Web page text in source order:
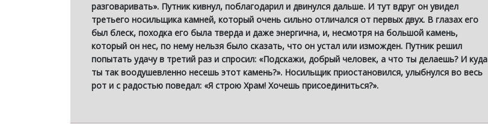
разговаривать». Путник кивнул, поблагодарил и двинулся дальше. И тут вдруг он увидел
третьего носильщика камней, который очень сильно отличался от первых двух. В глазах его
был блеск, походка его была тверда и даже энергична, и, несмотря на большой камень,
который он нес, по нему нельзя было сказать, что он устал или изможден. Путник решил
попытать удачу в третий раз и спросил: «Подскажи, добрый человек, а что ты делаешь? И куда
ты так воодушевленно несешь этот камень?». Носильщик приостановился, улыбнулся во весь
рот и с радостью поведал: «Я строю Храм! Хочешь присоединиться?».